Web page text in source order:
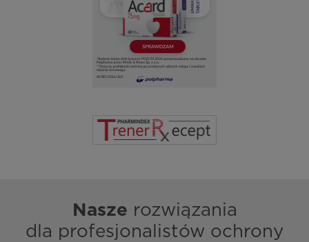
Nasze rozwiązania
dla profesjonalistów ochrony